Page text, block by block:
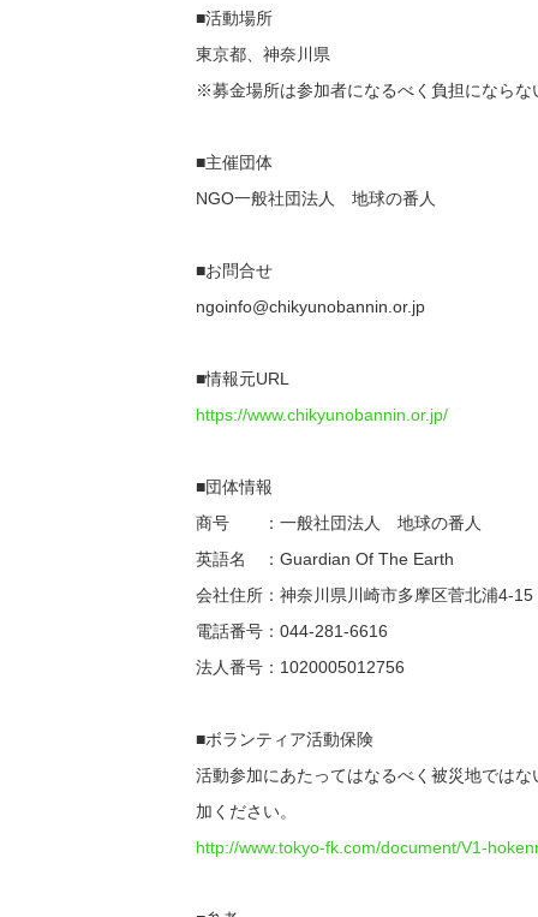
■活動場所
東京都、神奈川県
※募金場所は参加者になるべく負担になら
■主催団体
NGO一般社団法人 地球の番人
■お問合せ
ngoinfo@chikyunobannin.or.jp
■情報元URL
https://www.chikyunobannin.or.jp/
■団体情報
商号 ：一般社団法人 地球の番人
英語名 ：Guardian Of The Earth
会社住所：神奈川県川崎市多摩区菅北浦4-15
電話番号：044-281-6616
法人番号：1020005012756
■ボランティア活動保険
活動参加にあたってはなるべく被災地では
加ください。
http://www.tokyo-fk.com/document/V1-